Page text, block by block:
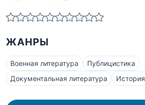
ЖАНРЫ
Военная литература
Публицистика
Документальная литература
История